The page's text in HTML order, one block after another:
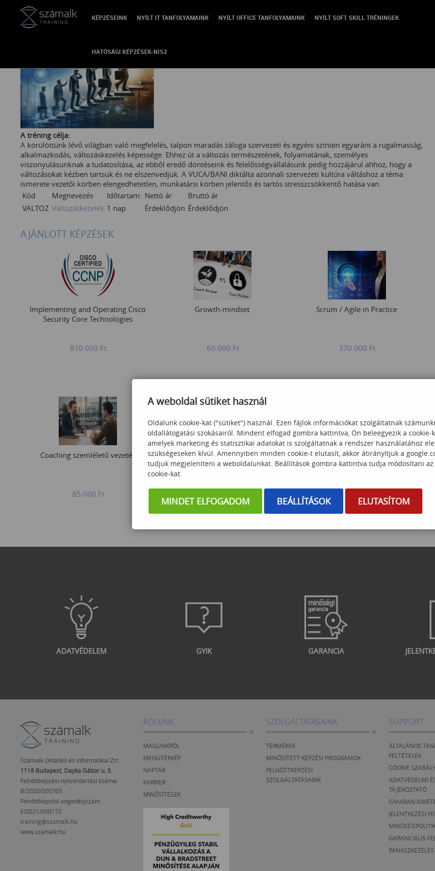
KÉPZÉSEINK NYÍLT IT TANFOLYAMAINK NYÍLT OFFICE TANFOLYAMAINK NYÍLT SOFT SKILL TRÉNINGEK
HATÓSÁGI KÉPZÉSEK-NIS2
VISSZA
A tréning célja:
A körülöttünk lévő világban való megfelelés, talpon maradás záloga szervezeti és egyéni szinten egyaránt a rugalmasság,
alkalmazkodás, változáskezelés képessége. Ehhez út a változás természetének, folyamatának, személyes
viszonyulásunknak a tudatosítása, az ebből eredő döntéseink és felelősségvállalásunk pedig hozzájárul ahhoz, hogy a
változásokat kézben tartsuk és ne elszenvedjük. A VUCA/BANI diktálta azonnali szervezeti kultúra váltáshoz a téma
ismerete vezetői körben elengedhetetlen, munkatársi körben jelentős és tartós stresszcsökkentő hatása van.
Kód
Megnevezés Időtartam: Nettó ár
Bruttó ár
VALTOZ Változáskezelés 1 nap Érdeklődjön Érdeklődjön
AJÁNLOTT KÉPZÉSEK
Implementing and Operating Cisco
Security Core Technologies
870 000 Ft
Growth-mindset
60 000 Ft
Scrum / Agile in Practice
370 000 Ft
Coaching szemléletű vezetés
85 000 Ft
CopilotStudio – AI ügynökök
készítése és automatizáció
AI megfelelőség HR-ben – AI Act és
magas kockázatú AI rendszerek
ADATVÉDELEM GYIK GARANCIA
Számalk Oktatási és Informatikai Zrt.
1118 Budapest, Dayka Gábor u. 3.
Felnőttképzési nyilvántartási száma:
B/2020/000703
Felnőttképzési engedélyszám:
E/2021/000172
training@szamalk.hu
www.szamalk.hu
RÓLUNK
MAGUNKRÓL
MENÜTÉRKÉP
NAPTÁR
KARRIER
MINŐSÍTÉSEK
SZOLGÁLTATÁSAINK
TERMÉKEK
MINŐSÍTETT KÉPZÉSI PROGRAMOK
FELNŐTTKÉPZÉSI
SZOLGÁLTATÁSAINK
SUPPORT
ÁLTALÁNOS
FELTÉTELEK
COOKIE
ADATVÉDELMI
TÁJÉKOZTATÓ
GYAKRAN
JELENTKEZÉSI
GARANCIÁLIS
PANASZKEZELÉS
A weboldal sütiket használ
Oldalunk cookie-kat ("sütiket") használ. Ezen fájlok információkat szolgáltatnak
oldallátogatási szokásairól. Mindent elfogad gombra kattintva, Ön beleegyezik a cookie-
amelyek marketing és statisztikai adatokat is szolgáltatnak a rendszer használatához
szükségeseken kívül. Amennyiben minden cookie-t elutasít, akkor átirányítjuk a
tudjuk megjeleníteni a weboldalunkat. Beállítások gombra kattintva tudja módosítani
cookie-kat.
MINDET ELFOGADOM BEÁLLÍTÁSOK ELUTASÍTOM